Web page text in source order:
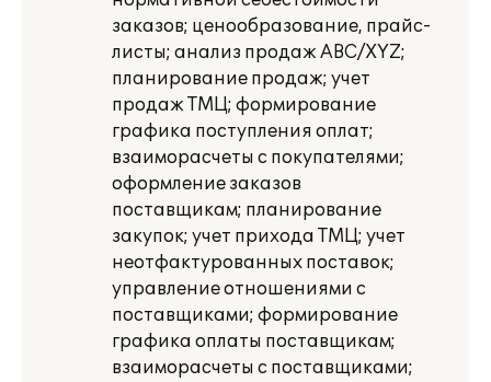
заказов; ценообразование, прайс-
листы; анализ продаж ABC/XYZ;
планирование продаж; учет
продаж ТМЦ; формирование
графика поступления оплат;
взаиморасчеты с покупателями;
оформление заказов
поставщикам; планирование
закупок; учет прихода ТМЦ; учет
неотфактурованных поставок;
управление отношениями с
поставщиками; формирование
графика оплаты поставщикам;
взаиморасчеты с поставщиками;